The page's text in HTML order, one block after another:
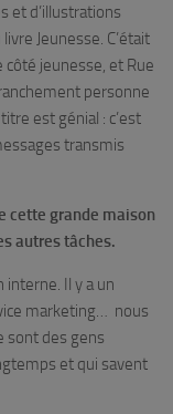
et d’illustrations
Jeunesse. C’était
côté jeunesse, et Rue
personne
est génial : c’est
transmis
cette grande maison
autres tâches.
interne. Il y a un
marketing… nous
sont des gens
et qui savent